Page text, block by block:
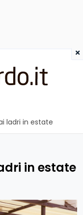
ladri in estate
in estate
×